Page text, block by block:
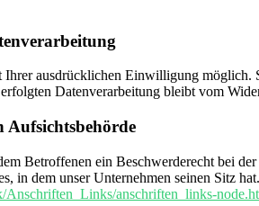
ausdrücklichen Einwilligung
Datenverarbeitung bleibt vom
Aufsichtsbehörde
Betroffenen ein Beschwerderecht bei
in dem unser Unternehmen seinen Sitz
anschriften_links-